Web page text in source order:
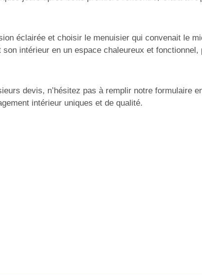
éclairée et choisir le menuisier qui convenait le
intérieur en un espace chaleureux et
devis, n’hésitez pas à remplir notre formulaire
intérieur uniques et de qualité.